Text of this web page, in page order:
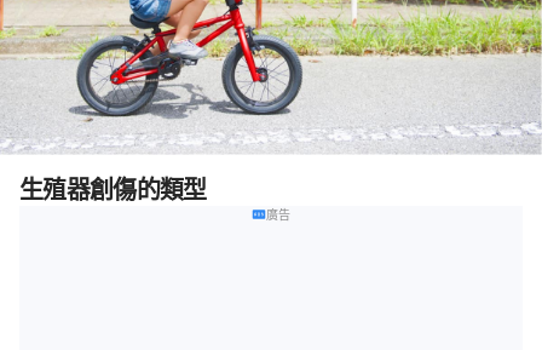
生殖器創傷的類型
廣告